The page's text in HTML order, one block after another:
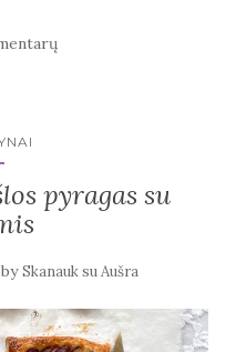
pyragas su
bySkanauk su Aušra